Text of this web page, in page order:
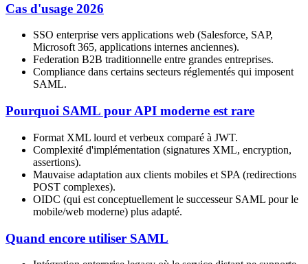
Cas d'usage 2026
SSO enterprise vers applications web (Salesforce, SAP,
Microsoft 365, applications internes anciennes).
Federation B2B traditionnelle entre grandes entreprises.
Compliance dans certains secteurs réglementés qui imposent
SAML.
Pourquoi SAML pour API moderne est rare
Format XML lourd et verbeux comparé à JWT.
Complexité d'implémentation (signatures XML, encryption,
assertions).
Mauvaise adaptation aux clients mobiles et SPA (redirections
POST complexes).
OIDC (qui est conceptuellement le successeur SAML pour le
mobile/web moderne) plus adapté.
Quand encore utiliser SAML